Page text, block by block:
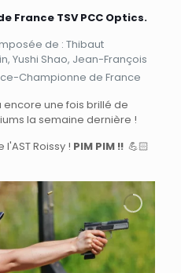
France TSV PCC Optics.
de : Thibaut
Yushi Shao, Jean-François
Championne de France
encore une fois brillé de
la semaine dernière !
l'AST Roissy ! PIM PIM !! 💪🏻